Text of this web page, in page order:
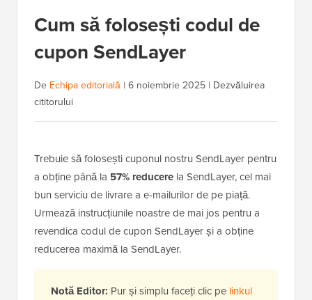
Cum să folosești codul de
cupon SendLayer
De Echipa editorială | 6 noiembrie 2025 | Dezvăluirea
cititorului
Trebuie să folosești cuponul nostru SendLayer pentru
a obține până la 57% reducere la SendLayer, cel mai
bun serviciu de livrare a e-mailurilor de pe piață.
Urmează instrucțiunile noastre de mai jos pentru a
revendica codul de cupon SendLayer și a obține
reducerea maximă la SendLayer.
Notă Editor: Pur și simplu faceți clic pe linkul